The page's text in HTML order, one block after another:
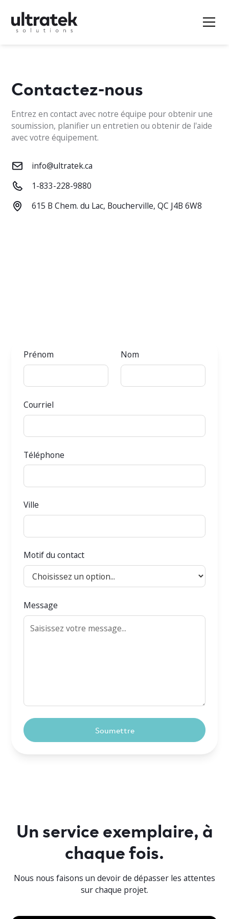
Contactez-nous
Entrez en contact avec notre équipe pour obtenir une
soumission, planifier un entretien ou obtenir de l'aide
avec votre équipement.
info@ultratek.ca
1-833-228-9880
615 B Chem. du Lac, Boucherville, QC J4B 6W8
Prénom Nom
Courriel
Téléphone
Ville
Motif du contact
Message
Un service exemplaire, à
chaque fois.
Nous nous faisons un devoir de dépasser les attentes
sur chaque projet.